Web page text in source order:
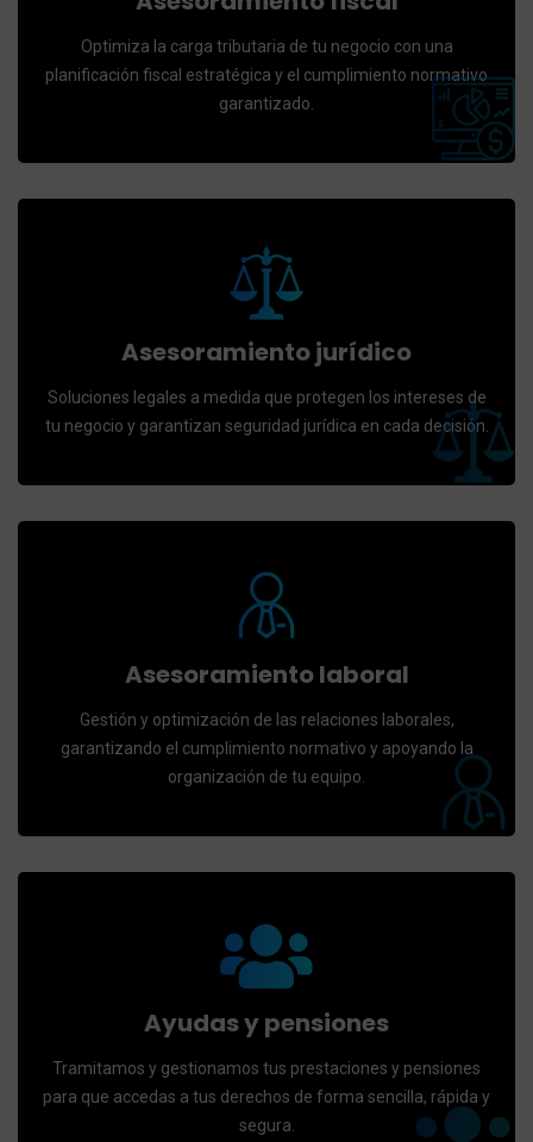
Optimiza la carga tributaria de tu negocio con una
planificación fiscal estratégica y el cumplimiento normativo
garantizado.
Asesoramiento jurídico
Soluciones legales a medida que protegen los intereses de
tu negocio y garantizan seguridad jurídica en cada decisión.
Asesoramiento laboral
Gestión y optimización de las relaciones laborales,
garantizando el cumplimiento normativo y apoyando la
organización de tu equipo.
Ayudas y pensiones
Tramitamos y gestionamos tus prestaciones y pensiones
para que accedas a tus derechos de forma sencilla, rápida y
segura.